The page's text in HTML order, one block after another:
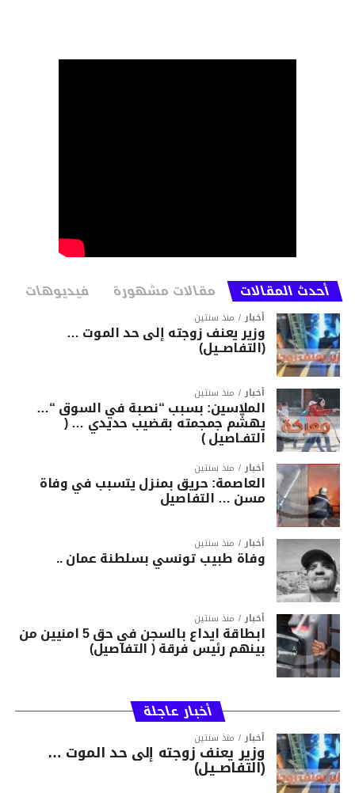
أحدث المقالات مقالات مشهورة فيديوهات
أخبار منذ سنتين
وزير يعنف زوجته إلى حد الموت …
(التفاصــيل)
أخبار منذ سنتين
الملاسين: بسبب “نصبة في السوق “…
يهشّم جمجمته بقضيب حديدي … (
التفـاصيل )
أخبار منذ سنتين
العاصمة: حريق بمنزل يتسبب في وفاة
مسن … التفاصيل
أخبار منذ سنتين
وفاة طبيب تونسي بسلطنة عمان ..
أخبار منذ سنتين
ابطاقة ايداع بالسجن في حق 5 امنيين من
بينهم رئيس فرقة ( التفاصيل)
أخبار عاجلة
أخبار منذ سنتين
وزير يعنف زوجته إلى حد الموت …
(التفاصــيل)